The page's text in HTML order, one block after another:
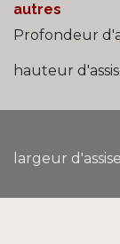
autres
Profondeur
hauteur
largeur